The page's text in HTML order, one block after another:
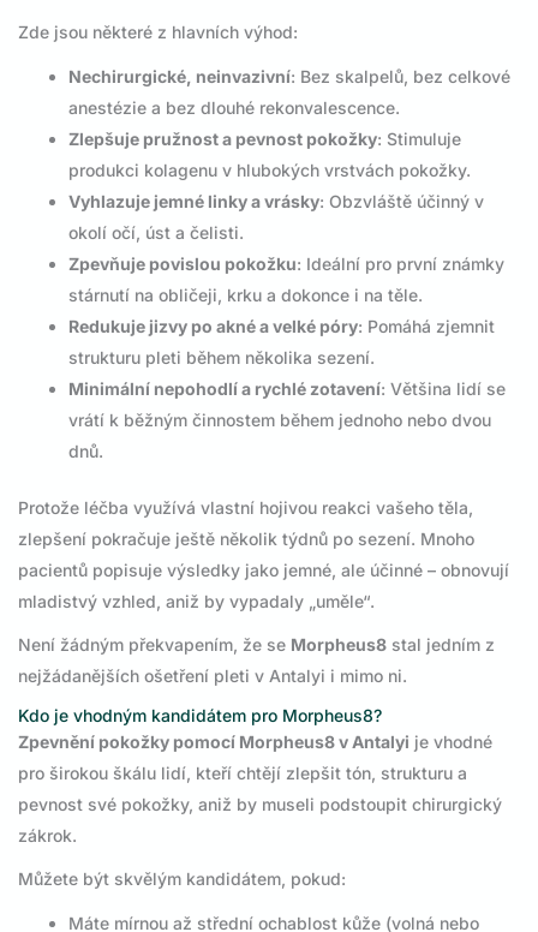
Zde jsou některé z hlavních výhod:
Nechirurgické, neinvazivní: Bez skalpelů, bez celkové
anestézie a bez dlouhé rekonvalescence.
Zlepšuje pružnost a pevnost pokožky: Stimuluje
produkci kolagenu v hlubokých vrstvách pokožky.
Vyhlazuje jemné linky a vrásky: Obzvláště účinný v
okolí očí, úst a čelisti.
Zpevňuje povislou pokožku: Ideální pro první známky
stárnutí na obličeji, krku a dokonce i na těle.
Redukuje jizvy po akné a velké póry: Pomáhá zjemnit
strukturu pleti během několika sezení.
Minimální nepohodlí a rychlé zotavení: Většina lidí se
vrátí k běžným činnostem během jednoho nebo dvou
dnů.
Protože léčba využívá vlastní hojivou reakci vašeho těla,
zlepšení pokračuje ještě několik týdnů po sezení. Mnoho
pacientů popisuje výsledky jako jemné, ale účinné – obnovují
mladistvý vzhled, aniž by vypadaly „uměle“.
Není žádným překvapením, že se Morpheus8 stal jedním z
nejžádanějších ošetření pleti v Antalyi i mimo ni.
Kdo je vhodným kandidátem pro Morpheus8?
Zpevnění pokožky pomocí Morpheus8 v Antalyi je vhodné
pro širokou škálu lidí, kteří chtějí zlepšit tón, strukturu a
pevnost své pokožky, aniž by museli podstoupit chirurgický
zákrok.
Můžete být skvělým kandidátem, pokud:
Máte mírnou až střední ochablost kůže (volná nebo